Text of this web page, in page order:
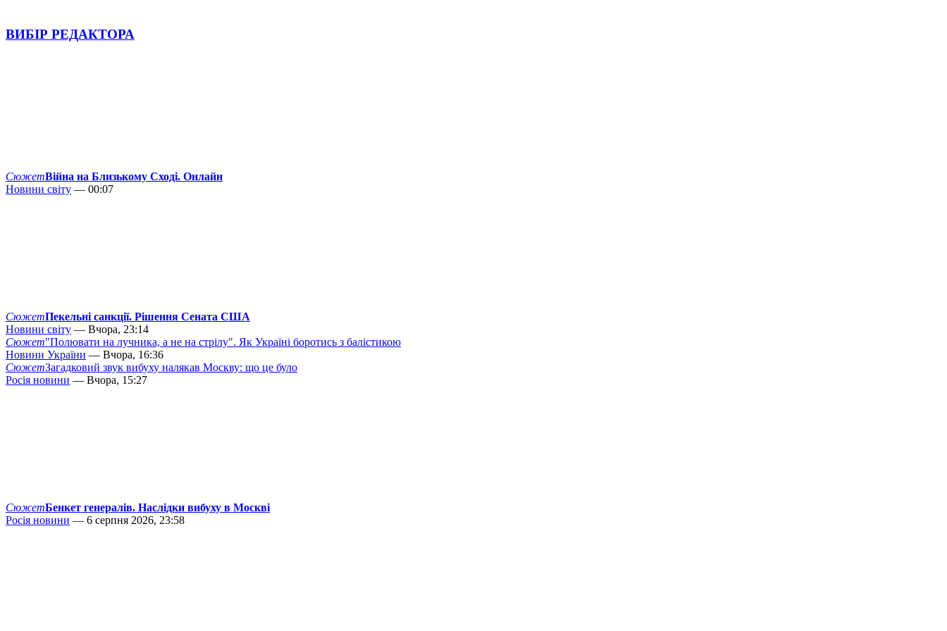
ВИБІР РЕДАКТОРА
СюжетВійна на Близькому Сході. Онлайн
Новини світу — 00:07
СюжетПекельні санкції. Рішення Сената США
Новини світу — Вчора, 23:14
Сюжет"Полювати на лучника, а не на стрілу". Як Україні боротись з балістикою
Новини України — Вчора, 16:36
СюжетЗагадковий звук вибуху налякав Москву: що це було
Росія новини — Вчора, 15:27
СюжетБенкет генералів. Наслідки вибуху в Москві
Росія новини — 6 серпня 2026, 23:58